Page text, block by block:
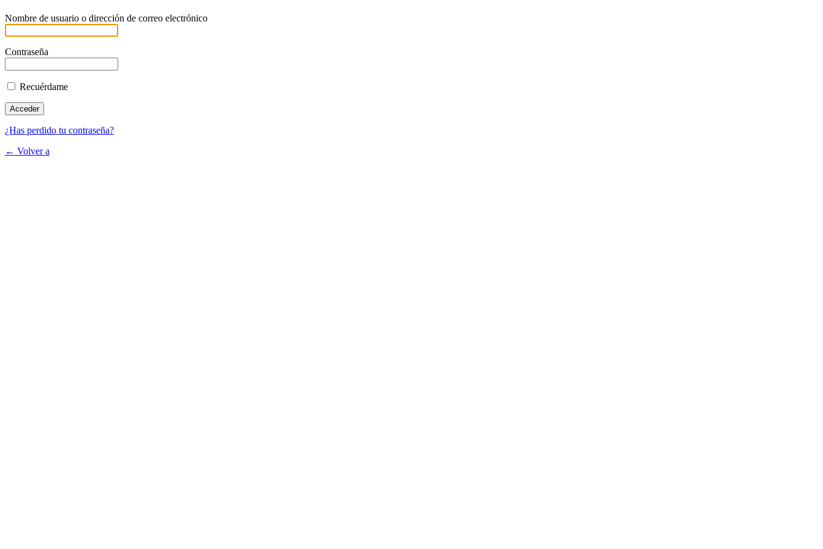
Nombre de usuario o dirección de correo electrónico
Contraseña
Recuérdame
¿Has perdido tu contraseña?
← Volver a